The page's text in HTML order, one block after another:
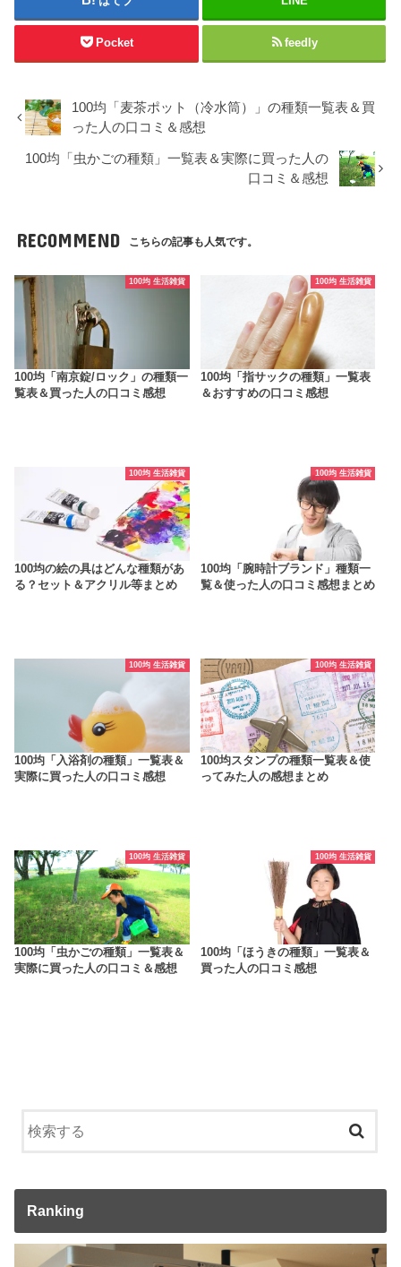
Pocket feedly
100均「麦茶ポット（冷水筒）」の種類一覧表＆買
った人の口コミ＆感想
100均「虫かごの種類」一覧表＆実際に買った人の
口コミ＆感想
RECOMMEND こちらの記事も人気です。
100均 生活雑貨
100均「南京錠/ロック」の種類一
覧表＆買った人の口コミ感想
100均 生活雑貨
100均「指サックの種類」一覧表
＆おすすめの口コミ感想
100均 生活雑貨
100均の絵の具はどんな種類があ
る？セット＆アクリル等まとめ
100均 生活雑貨
100均「腕時計ブランド」種類一
覧＆使った人の口コミ感想まとめ
100均 生活雑貨
100均「入浴剤の種類」一覧表＆
実際に買った人の口コミ感想
100均 生活雑貨
100均スタンプの種類一覧表＆使
ってみた人の感想まとめ
100均 生活雑貨
100均「虫かごの種類」一覧表＆
実際に買った人の口コミ＆感想
100均 生活雑貨
100均「ほうきの種類」一覧表＆
買った人の口コミ感想
Ranking